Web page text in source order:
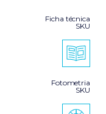
Ficha técnica
SKU
Fotometria
SKU